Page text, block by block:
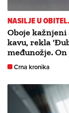
NASILJE U
Oboje kažnjeni
kavu, rekla
međunožje.
Crna kronika